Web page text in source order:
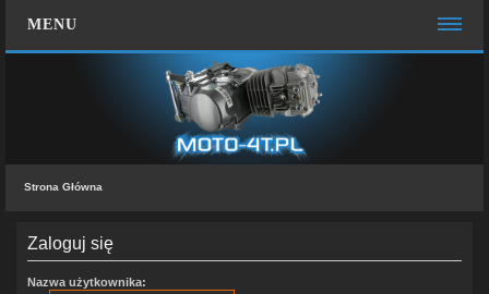
MENU
Zespół administracyjny
FAQ
MOTO CHAT
ZALOGUJ SIĘ
Strona Główna
Zaloguj się
Nazwa użytkownika: